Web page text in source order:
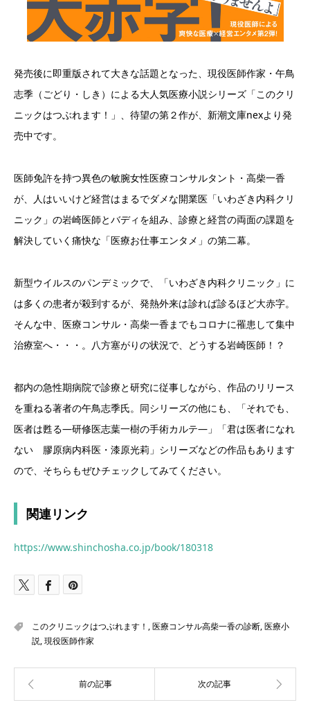
発売後に即重版されて大きな話題となった、現役医師作家・午鳥
志季（ごどり・しき）による大人気医療小説シリーズ「このクリ
ニックはつぶれます！」、待望の第２作が、新潮文庫nexより発
売中です。
医師免許を持つ異色の敏腕女性医療コンサルタント・高柴一香
が、人はいいけど経営はまるでダメな開業医「いわざき内科クリ
ニック」の岩崎医師とバディを組み、診療と経営の両面の課題を
解決していく痛快な「医療お仕事エンタメ」の第二幕。
新型ウイルスのパンデミックで、「いわざき内科クリニック」に
は多くの患者が殺到するが、発熱外来は診れば診るほど大赤字。
そんな中、医療コンサル・高柴一香までもコロナに罹患して集中
治療室へ・・・。八方塞がりの状況で、どうする岩崎医師！？
都内の急性期病院で診療と研究に従事しながら、作品のリリース
を重ねる著者の午鳥志季氏。同シリーズの他にも、「それでも、
医者は甦る―研修医志葉一樹の手術カルテ―」「君は医者になれ
ない 膠原病内科医・漆原光莉」シリーズなどの作品もあります
ので、そちらもぜひチェックしてみてください。
関連リンク
https://www.shinchosha.co.jp/book/180318
このクリニックはつぶれます！ ,医療コンサル高柴一香の診断,医療小
説,現役医師作家